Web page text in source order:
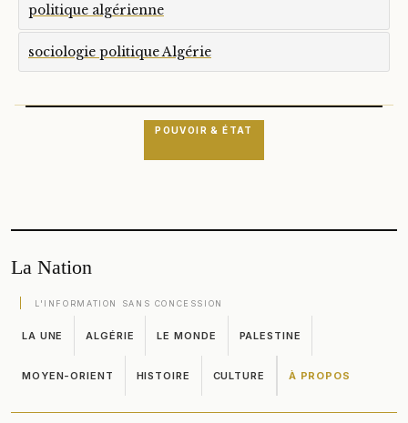
politique algérienne
sociologie politique Algérie
POUVOIR & ÉTAT
La Nation
L'INFORMATION SANS CONCESSION
LA UNE ALGÉRIE LE MONDE PALESTINE
MOYEN-ORIENT HISTOIRE CULTURE À PROPOS